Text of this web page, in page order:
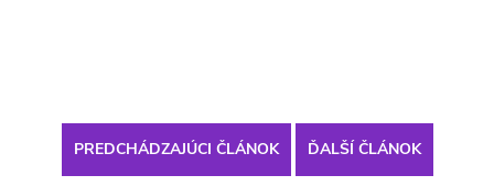
PREDCHÁDZAJÚCI ČLÁNOK ĎALŠÍ ČLÁNOK